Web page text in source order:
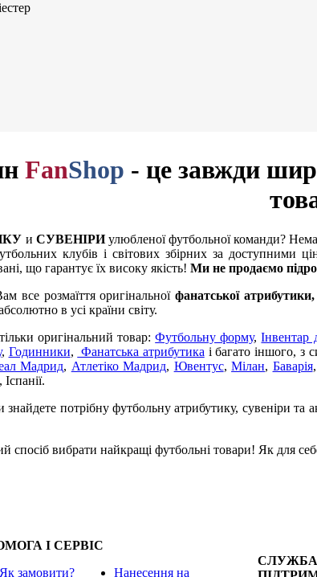
FanShop - це завжди
и СУВЕНІРИулюбленої футбольної команди?
клубів і світових збірних за доступними
що гарантує їх високу якість! Ми не продаємо
все розмаїття оригінальноїфанатської атрибутики,
в усі країни світу.
оригінальний товар:Футбольну форму,
, Годинники, Фанатська атрибутика і багато іншого, з
Мадрид, Атлетіко Мадрид, Ювентус,Мілан, Баварія,
потрібну футбольну атрибутику, сувеніри
спосіб вибрати найкращі футбольні товари! Як для
І СЕРВІС
Як замовити?
Нанесення на
СЛУЖБА